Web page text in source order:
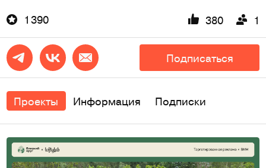
1 390
380 1
Подписаться
Проекты Информация Подписки